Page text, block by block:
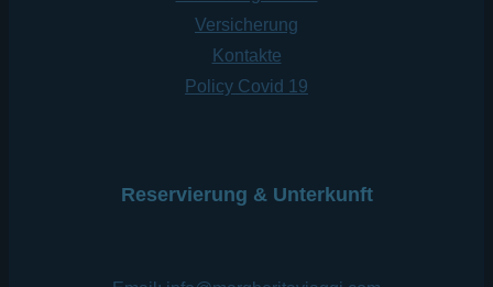
Versicherung
Kontakte
Policy Covid 19
Reservierung & Unterkunft